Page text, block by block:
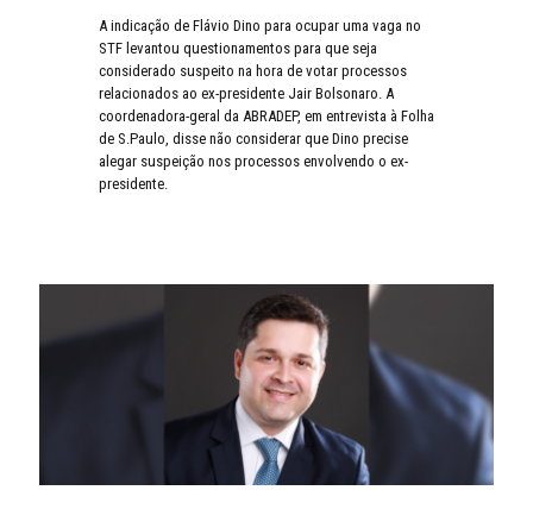
A indicação de Flávio Dino para ocupar uma vaga no
STF levantou questionamentos para que seja
considerado suspeito na hora de votar processos
relacionados ao ex-presidente Jair Bolsonaro. A
coordenadora-geral da ABRADEP, em entrevista à Folha
de S.Paulo, disse não considerar que Dino precise
alegar suspeição nos processos envolvendo o ex-
presidente.